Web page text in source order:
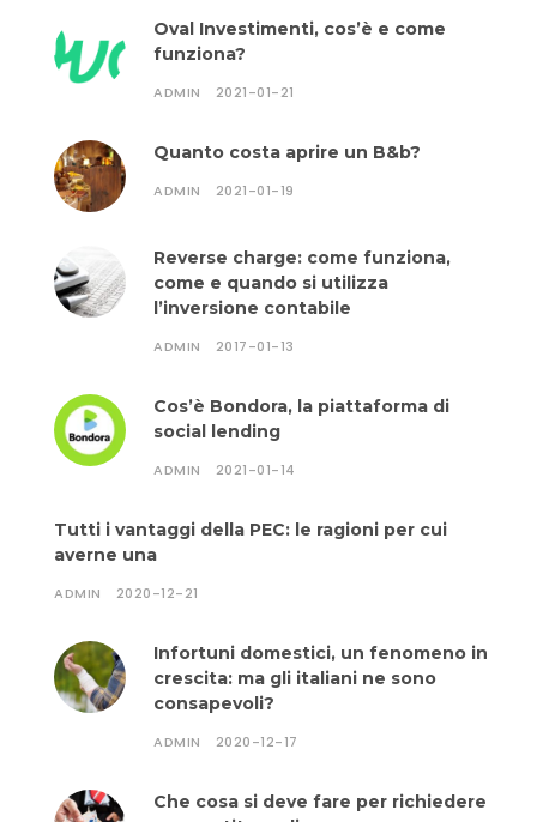
Oval Investimenti, cos’è e come
funziona?
ADMIN 2021-01-21
Quanto costa aprire un B&b?
ADMIN 2021-01-19
Reverse charge: come funziona,
come e quando si utilizza
l’inversione contabile
ADMIN 2017-01-13
Cos’è Bondora, la piattaforma di
social lending
ADMIN 2021-01-14
Tutti i vantaggi della PEC: le ragioni per cui
averne una
ADMIN 2020-12-21
Infortuni domestici, un fenomeno in
crescita: ma gli italiani ne sono
consapevoli?
ADMIN 2020-12-17
Che cosa si deve fare per richiedere